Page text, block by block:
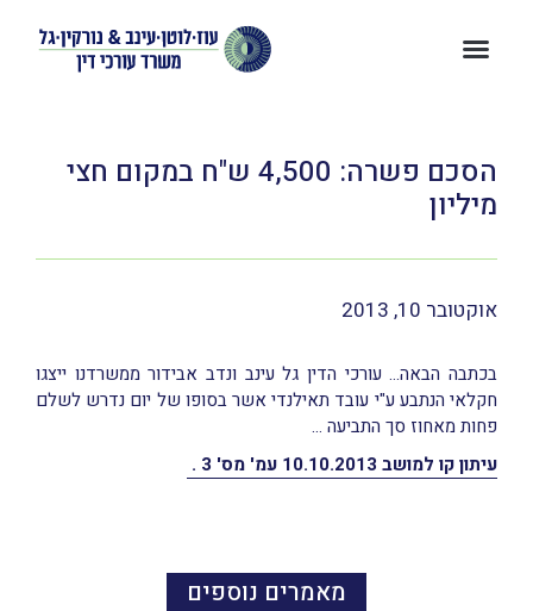
הסכם פשרה: 4,500 ש"ח במקום חצי
מיליון
אוקטובר 10, 2013
בכתבה הבאה… עורכי הדין גל עינב ונדב אבידור ממשרדנו ייצגו
חקלאי הנתבע ע"י עובד תאילנדי אשר בסופו של יום נדרש לשלם
פחות מאחוז סך התביעה …
עיתון קו למושב 10.10.2013 עמ' מס' 3 .
מאמרים נוספים